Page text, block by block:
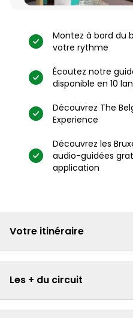
Montez à bord du
votre rythme
Écoutez notre
disponible en 10
Découvrez The
Experience
Découvrez les
audio-guidées
application
Votre itinéraire
Les + du circuit